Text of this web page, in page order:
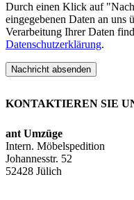
Durch einen Klick auf
eingegebenen Daten an uns
Verarbeitung Ihrer Daten
Datenschutzerklärung.
Nachricht absenden
KONTAKTIEREN SIE
ant Umzüge
Intern. Möbelspedition
Johannesstr. 52
52428 Jülich